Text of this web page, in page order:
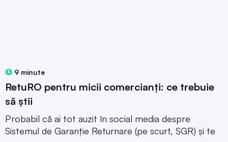
9 minute
RetuRO pentru micii comercianți: ce trebuie
să știi
Probabil că ai tot auzit în social media despre
Sistemul de Garanție Returnare (pe scurt, SGR) și te